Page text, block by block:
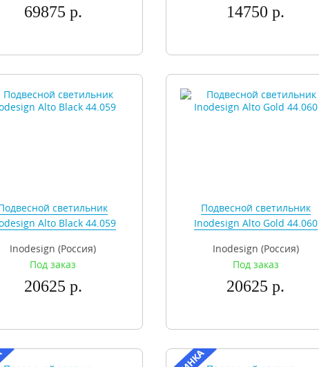
69875 р. 14750 р.
светильник
Alto Black 44.059
Inodesign (Россия)
Под заказ
20625 р.
Подвесной светильник
Inodesign Alto Gold 44.060
Inodesign (Россия)
Под заказ
20625 р.